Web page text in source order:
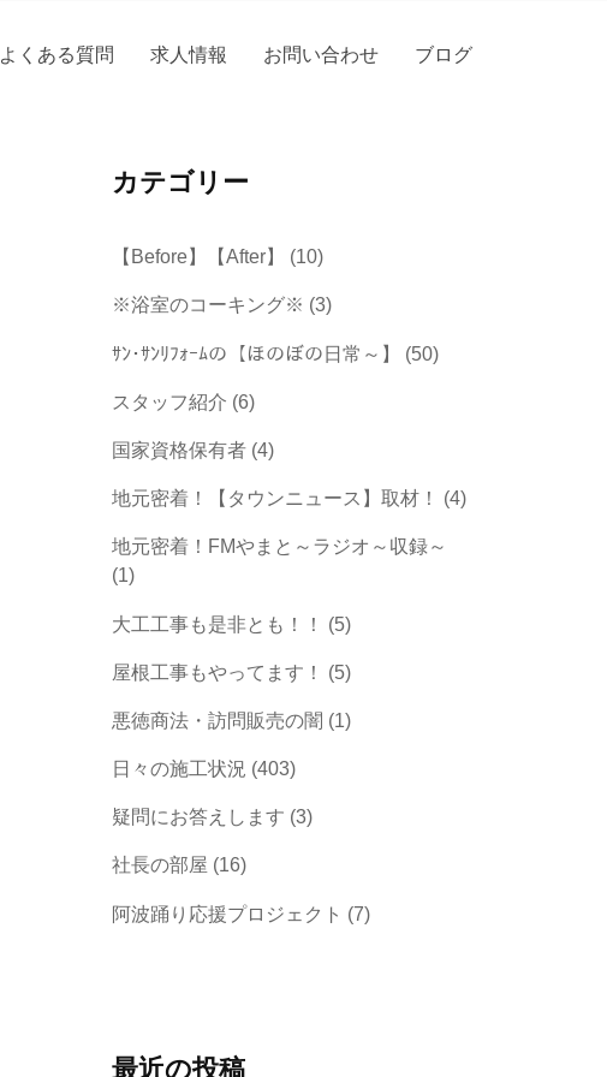
よくある質問 求人情報 お問い合わせ ブログ
カテゴリー
【Before】【After】 (10)
※浴室のコーキング※ (3)
ｻﾝ･ｻﾝﾘﾌｫｰﾑの【ほのぼの日常～】 (50)
スタッフ紹介 (6)
国家資格保有者 (4)
地元密着！【タウンニュース】取材！ (4)
地元密着！FMやまと～ラジオ～収録～
(1)
大工工事も是非とも！！ (5)
屋根工事もやってます！ (5)
悪徳商法・訪問販売の闇 (1)
日々の施工状況 (403)
疑問にお答えします (3)
社長の部屋 (16)
阿波踊り応援プロジェクト (7)
最近の投稿